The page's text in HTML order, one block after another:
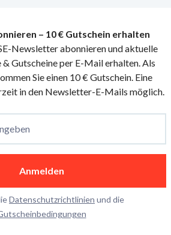
– 10 € Gutschein erhalten
Newsletter abonnieren und aktuelle
Gutscheine per E-Mail erhalten. Als
Sie einen 10 € Gutschein. Eine
in den Newsletter-E-Mails möglich.
Anmelden
Datenschutzrichtlinien und die